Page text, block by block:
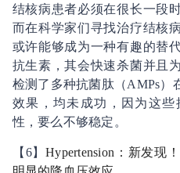
结核病患者必须在很长一段
而在科学家们寻找治疗结核
或许能够成为一种有趣的替
抗生素，其会快速杀菌并且
检测了多种抗菌肽（AMPs）
效果，均未成功，因为这
性，要么不够稳定。
【6】Hypertension：新发现